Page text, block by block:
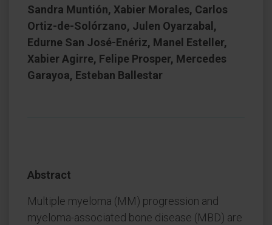
Sandra Muntión, Xabier Morales, Carlos
Ortiz-de-Solórzano, Julen Oyarzabal,
Edurne San José-Enériz, Manel Esteller,
Xabier Agirre, Felipe Prosper, Mercedes
Garayoa, Esteban Ballestar
Abstract
Multiple myeloma (MM) progression and
myeloma-associated bone disease (MBD) are